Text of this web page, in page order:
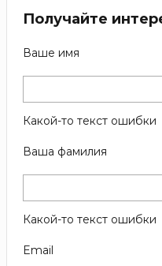
Получайте
Ваше имя
Какой-то текст ошибки
Ваша фамилия
Какой-то текст ошибки
Email